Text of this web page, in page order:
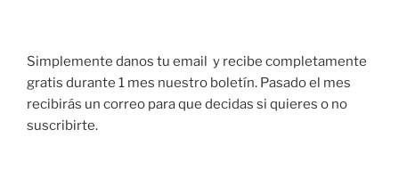
Simplemente danos tu email y recibe completamente
gratis durante 1 mes nuestro boletín. Pasado el mes
recibirás un correo para que decidas si quieres o no
suscribirte.